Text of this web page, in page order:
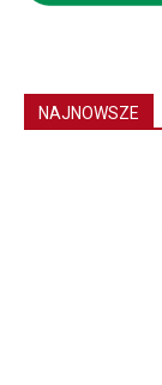
NAJNOWSZE